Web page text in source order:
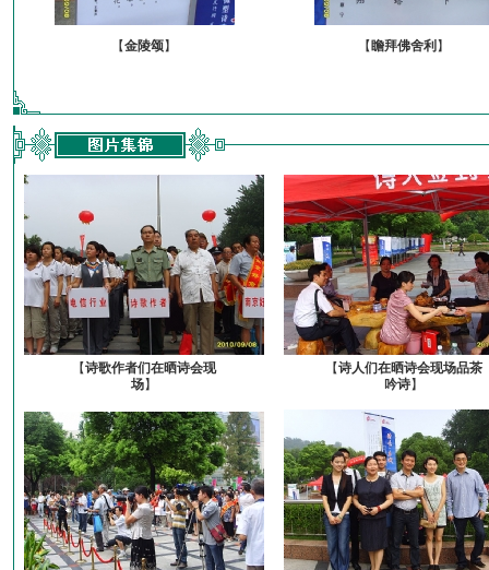
【金陵颂】 【 瞻拜佛舍利 】
【诗歌作者们在晒诗会现
场】
【诗人们在晒诗会现场品茶
吟诗】